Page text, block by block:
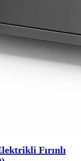
Fırınlı